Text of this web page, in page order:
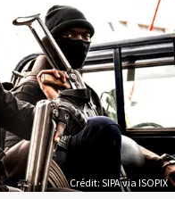
Crédit: SIPA via ISOPIX